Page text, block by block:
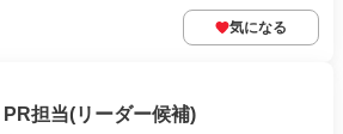
気になる
担当(リーダー候補)